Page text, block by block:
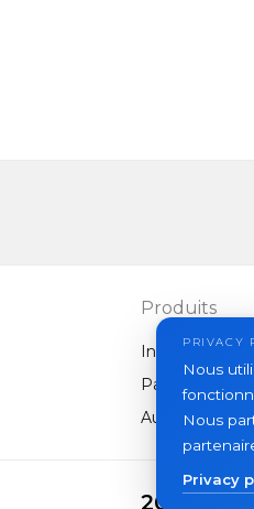
Produits
Interphones
Panneaux
Autres
2026
PRIVACY
Nous
Nous
Privacy